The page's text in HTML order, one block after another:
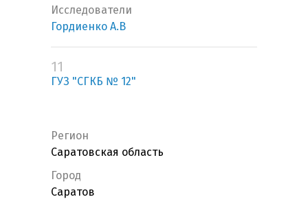
Исследователи
Гордиенко А.В
11
ГУЗ "СГКБ № 12"
Регион
Саратовская область
Город
Саратов